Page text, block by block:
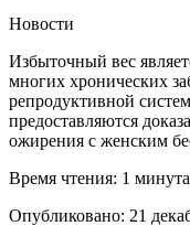
Новости
Избыточный вес
многих хронических
репродуктивной
предоставляются
ожирения с женским
Время чтения: 1 минута
Опубликовано: 21